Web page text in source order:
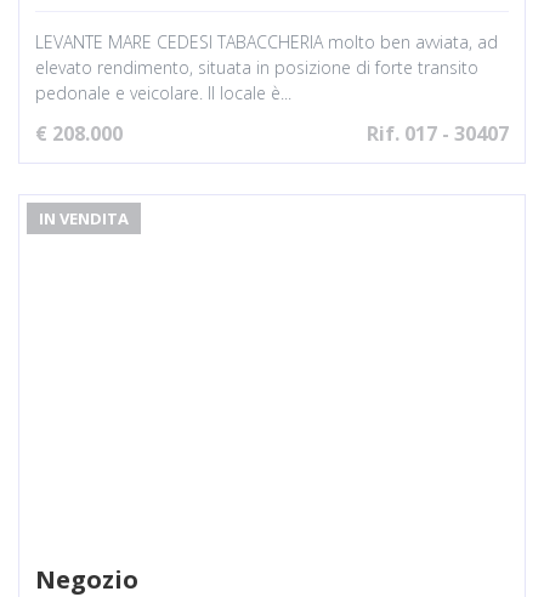
LEVANTE MARE CEDESI TABACCHERIA molto ben avviata, ad
elevato rendimento, situata in posizione di forte transito
pedonale e veicolare. Il locale è...
€ 208.000 Rif. 017 - 30407
IN VENDITA
Negozio